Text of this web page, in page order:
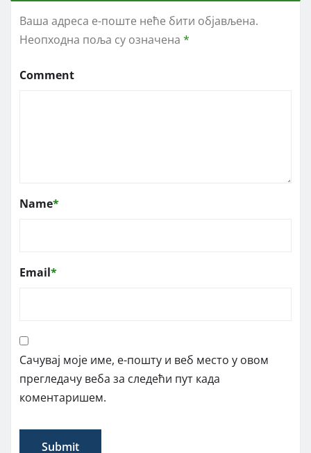
Ваша адреса е-поште неће бити објављена.
Неопходна поља су означена *
Comment
Name*
Email*
Сачувај моје име, е-пошту и веб место у овом
прегледачу веба за следећи пут када
коментаришем.